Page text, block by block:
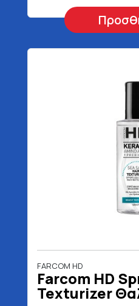
FARCOM HD
Farcom HD
Texturizer